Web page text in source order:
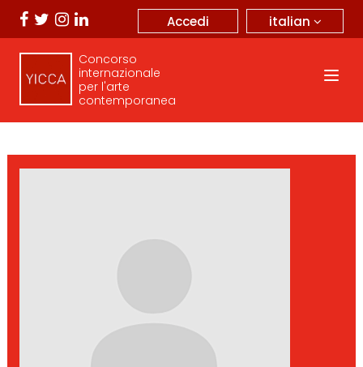
italian
Accedi
Concorso
internazionale
per l'arte
contemporanea